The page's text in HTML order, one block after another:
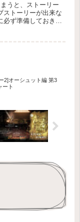
うと、ストーリー
ストーリーが出来な
ず準備しておきた
2]オーシュット編 第3
ート